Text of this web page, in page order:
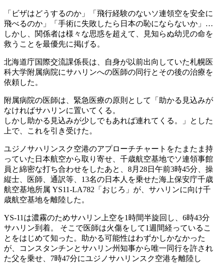
「ビザはどうするのか」「飛行経験のないソ連領空を安全に
飛べるのか」「手術に失敗したら日本の恥にならないか」…
しかし、関係者は様々な思惑を超えて、見知らぬ幼児の命を
救うことを最優先に掲げる。
北海道庁国際交流課係長は、自身が以前出向していた札幌医
科大学附属病院にサハリンへの医師の同行とその後の治療を
依頼した。
附属病院の医師は、緊急医療の原則として「助かる見込みが
なければサハリンに置いてくる。
しかし助かる見込みが少しでもあれば連れてくる。」とした
上で、これを引き受けた。
ユジノサハリンスク空港のアプローチチャートをたまたま持
っていた日本航空から取り寄せ、千歳航空基地でソ連領事館
員と綿密な打ち合わせをしたあと、8月28日午前3時45分、操
縦士、医師、通訳等、13名の日本人を乗せた海上保安庁千歳
航空基地所属 YS11-LA782「おじろ」が、サハリンに向け千
歳航空基地を離陸した。
YS-11は濃霧のためサハリン上空を1時間半旋回し、6時43分
サハリン到着。 そこで医師は火傷をして1週間経っているこ
とをはじめて知った。助かる可能性はわずかしかなかった
が、コンスタンチンとサハリン州知事から唯一同行を許され
た父を乗せ、7時47分にユジノサハリンスク空港を離陸し